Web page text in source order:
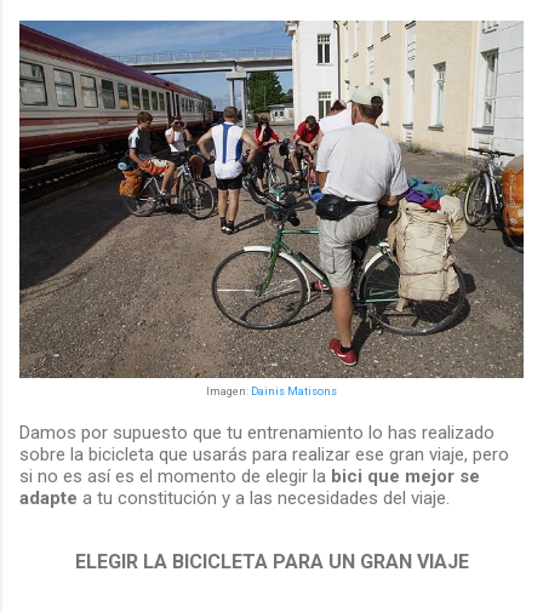
Imagen: Dainis Matisons
Damos por supuesto que tu entrenamiento lo has realizado
sobre la bicicleta que usarás para realizar ese gran viaje, pero
si no es así es el momento de elegir la bici que mejor se
adapte a tu constitución y a las necesidades del viaje.
ELEGIR LA BICICLETA PARA UN GRAN VIAJE